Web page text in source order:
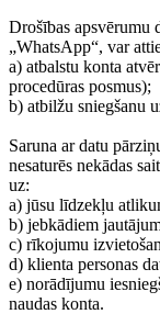
Drošības apsvērumu
„WhatsApp“, var
a) atbalstu konta
procedūras posmus);
b) atbilžu sniegšanu
Saruna ar datu
nesaturēs nekādas
uz:
a) jūsu līdzekļu
b) jebkādiem
c) rīkojumu
d) klienta personas
e) norādījumu
naudas konta.